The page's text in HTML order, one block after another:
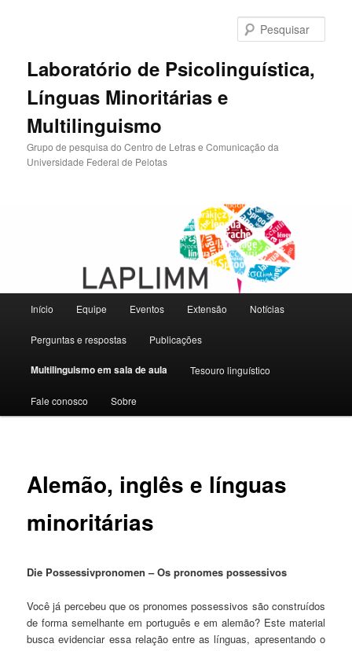
principalLaboratório de Psicolinguística,
Línguas Minoritárias e
Multilinguismo
Grupo de pesquisa do Centro de Letras e Comunicação da
Universidade Federal de Pelotas
principal
Início Equipe Eventos Extensão Notícias
Perguntas e respostas Publicações
Multilinguismo em sala de aula Tesouro linguístico
Fale conosco Sobre
Alemão, inglês e línguas
minoritárias
Die Possessivpronomen – Os pronomes possessivos
Você já percebeu que os pronomes possessivos são construídos
de forma semelhante em português e em alemão? Este material
busca evidenciar essa relação entre as línguas, apresentando o